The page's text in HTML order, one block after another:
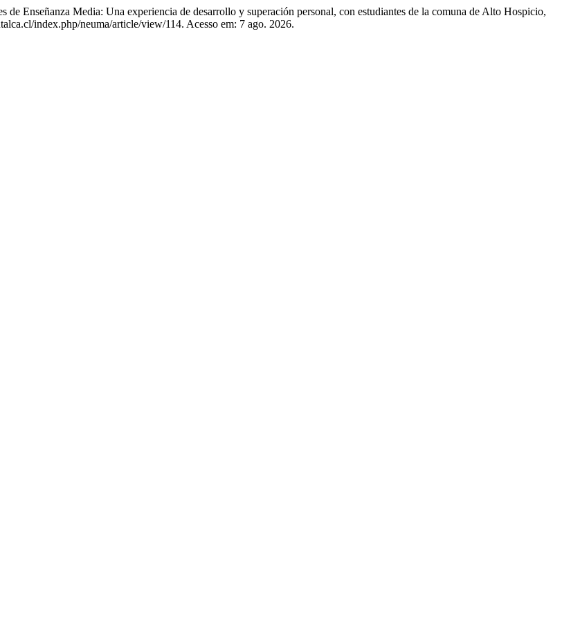
Enseñanza Media: Una experiencia de desarrollo y superación personal, con estudiantes de la comuna de Alto Hospicio,
index.php/neuma/article/view/114. Acesso em: 7 ago. 2026.